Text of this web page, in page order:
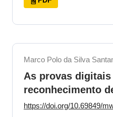
Marco Polo da Silva
As provas digitais
reconhecimento
https://doi.org/10.69849/